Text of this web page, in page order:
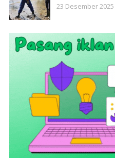
23 Desember 2025